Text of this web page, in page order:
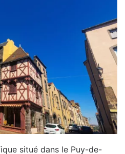
situé dans le Puy-de-